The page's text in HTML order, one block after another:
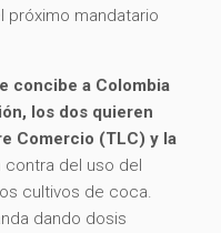
mandatario
concibe a Colombia
los dos quieren
Comercio (TLC) y la
contra del uso del
cultivos de coca.
dando dosis